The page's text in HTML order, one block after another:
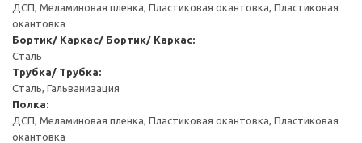
ДСП, Меламиновая пленка, Пластиковая окантовка, Пластиковая
окантовка
Бортик/ Каркас/ Бортик/ Каркас:
Сталь
Трубка/ Трубка:
Сталь, Гальванизация
Полка:
ДСП, Меламиновая пленка, Пластиковая окантовка, Пластиковая
окантовка